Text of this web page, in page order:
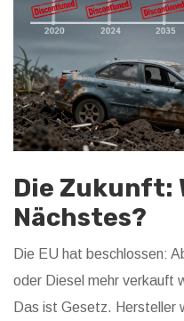
Die Zukunft:
Nächstes?
Die EU hat beschlossen:
oder Diesel mehr verkauft
Das ist Gesetz. Hersteller